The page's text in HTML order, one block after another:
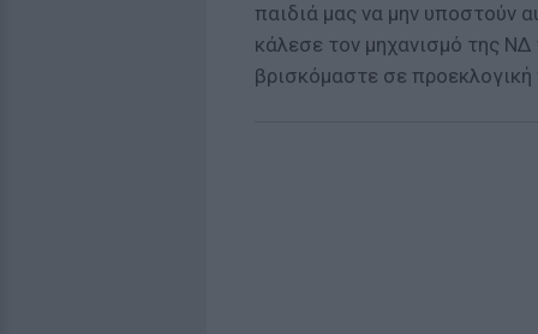
παιδιά μας να μην υποστούν
κάλεσε τον μηχανισμό της ΝΔ
βρισκόμαστε σε προεκλογική